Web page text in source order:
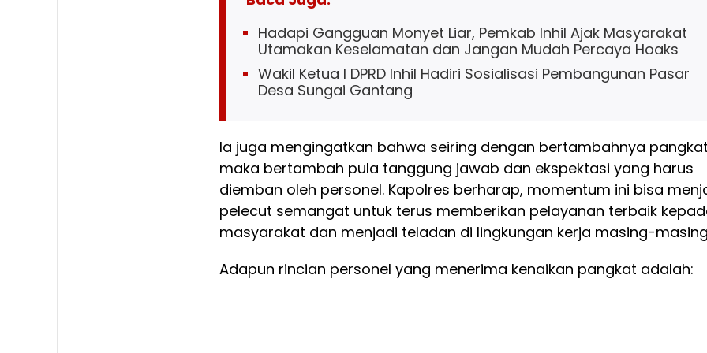
Hadapi Gangguan Monyet Liar, Pemkab Inhil Ajak Masyarakat
Utamakan Keselamatan dan Jangan Mudah Percaya Hoaks
Wakil Ketua I DPRD Inhil Hadiri Sosialisasi Pembangunan Pasar
Desa Sungai Gantang
Ia juga mengingatkan bahwa seiring dengan bertambahnya
maka bertambah pula tanggung jawab dan ekspektasi yang harus
diemban oleh personel. Kapolres berharap, momentum ini bisa
pelecut semangat untuk terus memberikan pelayanan terbaik
masyarakat dan menjadi teladan di lingkungan kerja masing-
Adapun rincian personel yang menerima kenaikan pangkat adalah: